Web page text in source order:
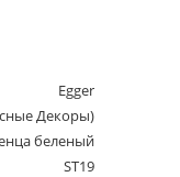
Egger
Декоры)
беленый
ST19